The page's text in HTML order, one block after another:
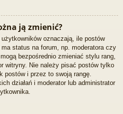
ją zmienić?
oznaczają, ile postów
status na forum, np. moderatora czy
bezpośrednio zmieniać stylu rang,
witryny. Nie należy pisać postów tylko
i przez to swoją rangę.
działań i moderator lub administrator